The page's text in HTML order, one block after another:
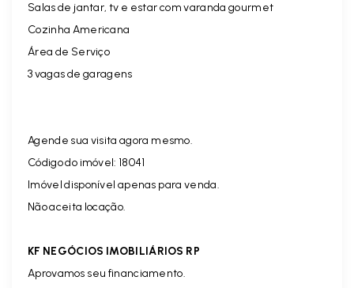
Salas de jantar, tv e estar com varanda gourmet
Cozinha Americana
Área de Serviço
3 vagas de garagens
Agende sua visita agora mesmo.
Código do imóvel: 18041
Imóvel disponível apenas para venda.
Não aceita locação.
KF NEGÓCIOS IMOBILIÁRIOS RP
Aprovamos seu financiamento.